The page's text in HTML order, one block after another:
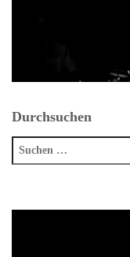
Durchsuchen
Suchen
nach: